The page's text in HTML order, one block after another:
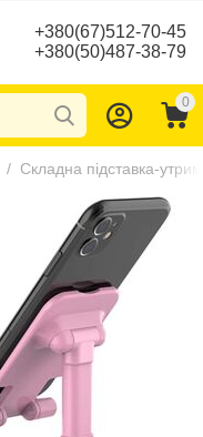
+380(67)512-70-45
+380(50)487-38-79
0
/